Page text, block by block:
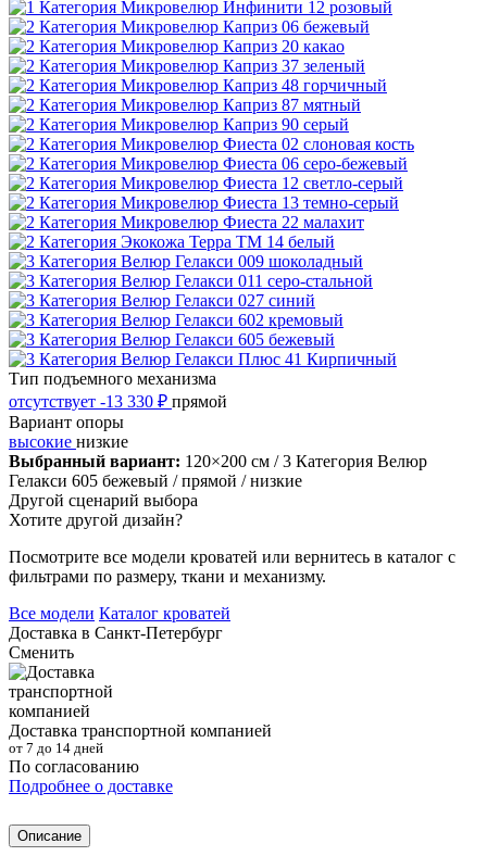
Тип подъемного механизма
отсутствует -13 330 ₽ прямой
Вариант опоры
высокие низкие
Выбранный вариант: 120×200 см / 3 Категория Велюр
Гелакси 605 бежевый / прямой / низкие
Другой сценарий выбора
Хотите другой дизайн?
Посмотрите все модели кроватей или вернитесь в каталог с
фильтрами по размеру, ткани и механизму.
Все модели Каталог кроватей
Доставка в Санкт-Петербург
Сменить
Доставка транспортной компанией
от 7 до 14 дней
По согласованию
Подробнее о доставке
Описание